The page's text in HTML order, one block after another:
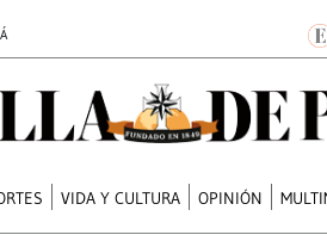
VIDA Y CULTURA OPINIÓN